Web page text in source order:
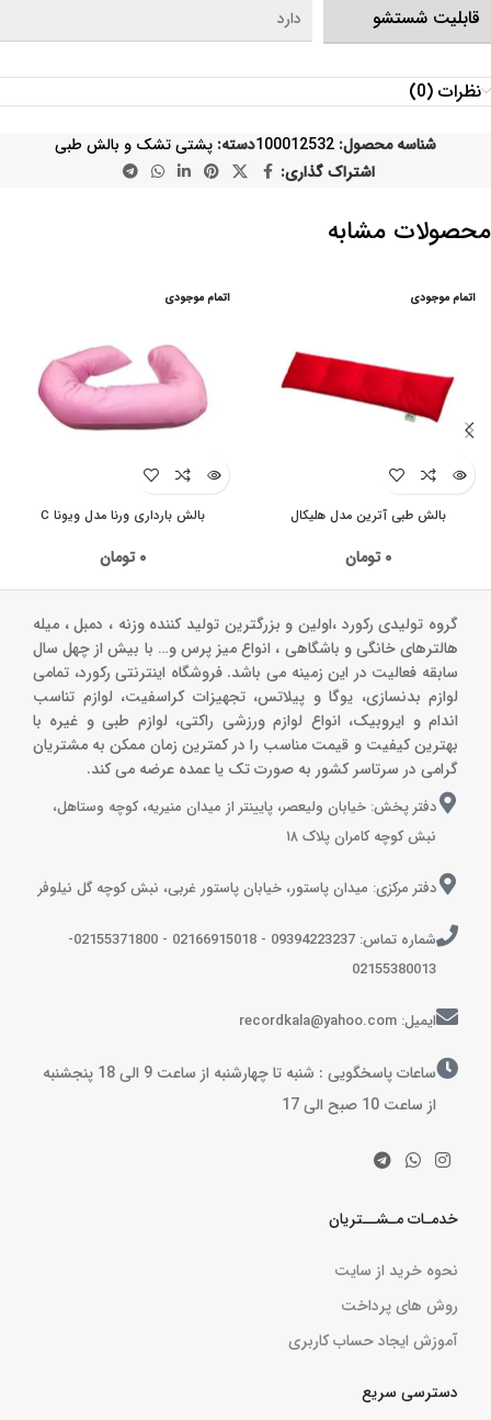
قابلیت شستشو دارد
نظرات (0)
شناسه محصول: 100012532دسته: پشتی تشک و بالش طبی
اشتراک گذاری:
محصولات مشابه
اتمام موجودی
بالش طبی آترین مدل هلیکال
۰ تومان
اتمام موجودی
بالش بارداری ورنا مدل ویونا C
۰ تومان
خدمـات مـشــتریان
نحوه خرید از سایت
روش های پرداخت
آموزش ایجاد حساب کاربری
دسترسی سریع
گروه تولیدی رکورد ،اولین و بزرگترین تولید کننده وزنه ، دمبل ، میله
هالترهای خانگی و باشگاهی ، انواع میز پرس و‌… با بیش از چهل سال
سابقه فعالیت در این زمینه می باشد. فروشگاه اینترنتی رکورد، تمامی
لوازم بدنسازی، یوگا و پیلاتس، تجهیزات کراسفیت، لوازم تناسب
اندام و ایروبیک، انواع لوازم ورزشی راکتی، لوازم طبی و غیره با
بهترین کیفیت و قیمت مناسب را در کمترین زمان ممکن به مشتریان
گرامی در سرتاسر کشور به صورت تک یا عمده عرضه می کند.
دفتر پخش: خیابان ولیعصر، پایینتر از میدان منیریه، کوچه وستاهل،
نبش کوچه کامران پلاک ۱۸
دفتر مرکزی: میدان پاستور، خیابان پاستور غربی، نبش کوچه گل نیلوفر
شماره تماس: 09394223237 - 02166915018 - 02155371800-
02155380013
ایمیل: recordkala@yahoo.com
ساعات پاسخگویی : شنبه تا چهارشنبه از ساعت 9 الی 18 پنجشنبه
از ساعت 10 صبح الی 17